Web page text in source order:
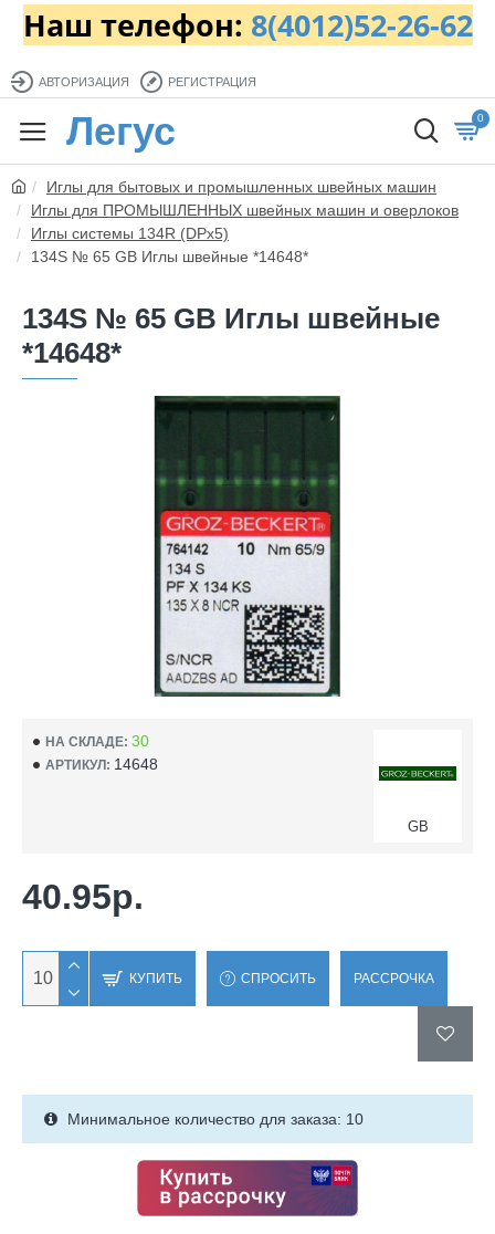
Наш телефон: 8(4012)52-26-62
АВТОРИЗАЦИЯ РЕГИСТРАЦИЯ
Легус 0
Иглы для бытовых и промышленных швейных машин
Иглы для ПРОМЫШЛЕННЫХ швейных машин и оверлоков
Иглы системы 134R (DPx5)
134S № 65 GB Иглы швейные *14648*
134S № 65 GB Иглы швейные
*14648*
НА СКЛАДЕ: 30
АРТИКУЛ: 14648
GB
40.95р.
КУПИТЬ СПРОСИТЬ РАССРОЧКА
Минимальное количество для заказа: 10